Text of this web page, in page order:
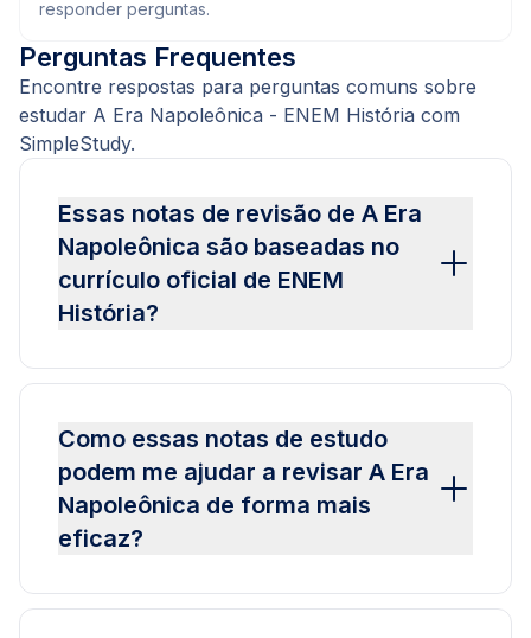
responder perguntas.
Perguntas Frequentes
Encontre respostas para perguntas comuns sobre
estudar A Era Napoleônica - ENEM História com
SimpleStudy.
Essas notas de revisão de A Era
Napoleônica são baseadas no
currículo oficial de ENEM
História?
Como essas notas de estudo
podem me ajudar a revisar A Era
Napoleônica de forma mais
eficaz?